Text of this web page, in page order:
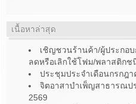
เนื้อหาล่าสุด
เชิญชวนร้านค้า/ผู้ประกอบ
ลดหรือเลิกใช้โฟม/พลาสติกช
ประชุมประจำเดือนกรกฎา
จิตอาสาบำเพ็ญสาธารณ
2569